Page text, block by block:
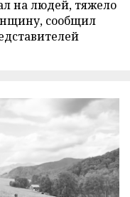
на людей, тяжело
сообщил